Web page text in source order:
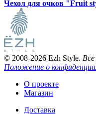
Чехол для очков "Fruit
© 2008-2026 Ezh Style.
Положение о
О проекте
Магазин
Доставка